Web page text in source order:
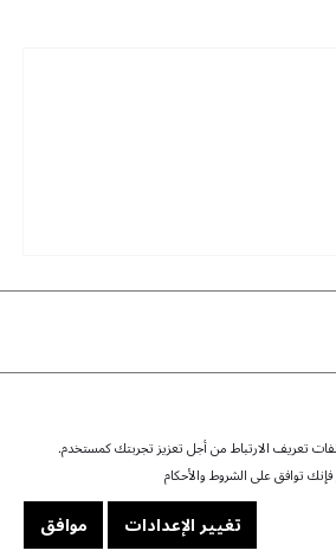
والأحكامسياسة ملفات تعريف الارتباط
خريطة الموقع
تعريف الارتباط من أجل تعزيز تجربتك كمستخدم.
توافق على الشروط والأحكام
تغيير الإعدادات موافق